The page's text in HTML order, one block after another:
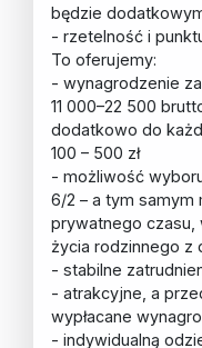
będzie
- rzetelność i
To oferujemy:
- wynagrodzenie
11 000–22 500
dodatkowo do
100 – 500 zł
- możliwość
6/2 – a tym samym
prywatnego czasu,
życia rodzinnego z
- stabilne
- atrakcyjne, a
wypłacane
- indywidualną